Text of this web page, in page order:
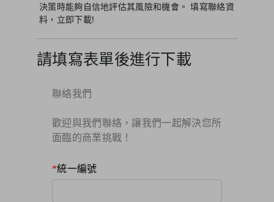
決策時能夠自信地評估其風險和機會。 填寫聯絡資
料，立即下載!
請填寫表單後進行下載
聯絡我們
歡迎與我們聯絡，讓我們一起解決您所
面臨的商業挑戰！​
統一編號